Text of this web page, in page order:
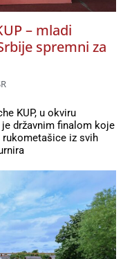
– mladi
spremni za
KUP, u okviru
državnim finalom koje
iz svih